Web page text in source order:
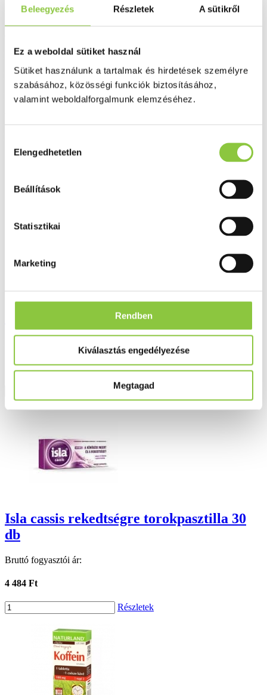
Beleegyezés Részletek A sütikről
Ez a weboldal sütiket használ
Sütiket használunk a tartalmak és hirdetések személyre
szabásához, közösségi funkciók biztosításához,
valamint weboldalforgalmunk elemzéséhez.
kiválasztása
Elengedhetetlen
Beállítások
Statisztikai
Marketing
Rendben
Kiválasztás engedélyezése
Megtagad
Figyelmeztetés: az étrend-kiegészítő fogyasztása nem helyettesíti a
kiegyensúlyozott, változatos, vegyes étrendet és az egészséges
Bővebben ...
Ingyenes szállítás 18 000 Ft felett
Minőségellenőrzött termékek
Jutavit folsav 1000 µg tabletta 100 db
1 401 Ft
Részletek
Isla cassis rekedtségre torokpasztilla 30
db
Bruttó fogyasztói ár:
4 484 Ft
Részletek